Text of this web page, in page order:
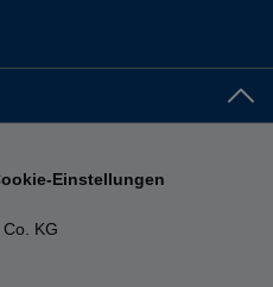
KG
Einstellungen